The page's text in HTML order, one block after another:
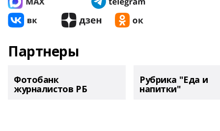
Партнеры
Фотобанк
журналистов РБ
Рубрика "Еда и
напитки"